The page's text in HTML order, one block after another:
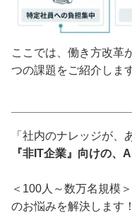
ここでは、働き方改革
つの課題をご紹介します
「社内のナレッジが、
『非IT企業』向けの、
＜100人～数万名規模
のお悩みを解決します！